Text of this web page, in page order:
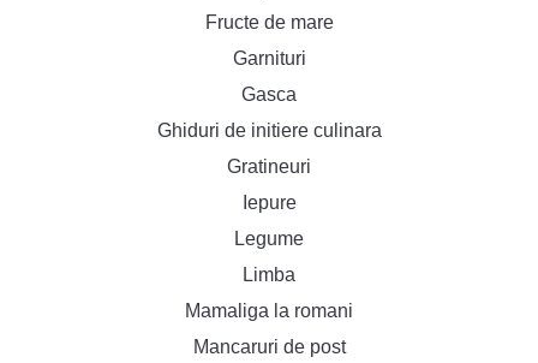
Fructe de mare
Garnituri
Gasca
Ghiduri de initiere culinara
Gratineuri
Iepure
Legume
Limba
Mamaliga la romani
Mancaruri de post